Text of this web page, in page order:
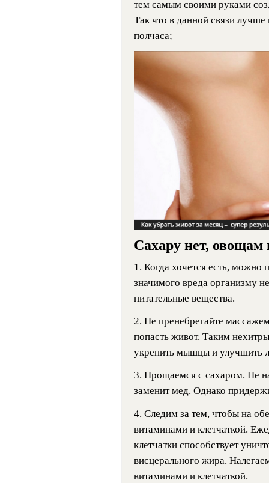
тем самым своими руками
Так что в данной связи лучше
полчаса;
Сахару нет, овощам
1. Когда хочется есть,
значимого вреда организму
питательные вещества.
2. Не пренебрегайте
попасть живот. Таким
укрепить мышцы и улучшить
3. Прощаемся с сахаром. Не
заменит мед. Однако
4. Следим за тем, чтобы на
витаминами и клетчаткой.
клетчатки способствует
висцерального жира.
витаминами и клетчаткой.